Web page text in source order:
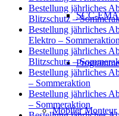
SCC-
Mobiler Monteur
Bestellung jährliches
Blitzschutz –
Bestellung jährliches
Elektro – Sommeraktion
Bestellung jährliches
Blitzschutz –
Bestellung jährliches
– Sommeraktion
Bestellung jährliches
– Sommeraktion